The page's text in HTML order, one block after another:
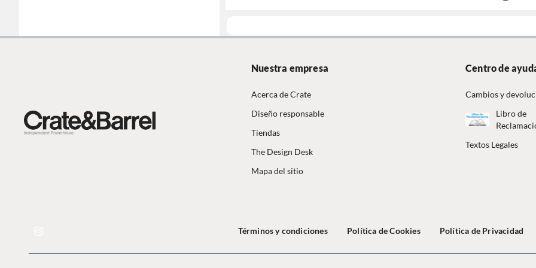
Nuestra empresa
Acerca de Crate
Diseño responsable
Tiendas
The Design Desk
Mapa del sitio
Centro de
Cambios y
Libro de
Textos Legales
Términos y condiciones Política de Cookies Política de Privacidad